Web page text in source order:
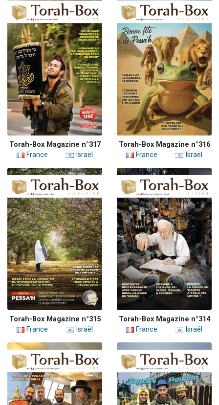
Torah-Box Magazine n°317
France
Israël
Torah-Box Magazine n°316
France
Israël
Torah-Box Magazine n°315
France
Israël
Torah-Box Magazine n°314
France
Israël